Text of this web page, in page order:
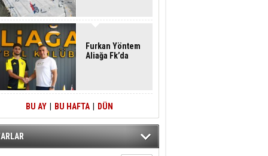
Furkan Yöntem
Aliağa Fk’da
BU AY BU HAFTA DÜN